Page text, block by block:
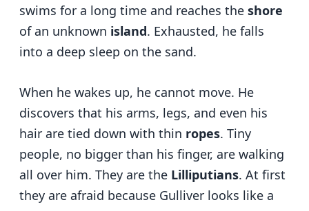
swims for a long time and reaches the shore
of an unknown island. Exhausted, he falls
into a deep sleep on the sand.
When he wakes up, he cannot move. He
discovers that his arms, legs, and even his
hair are tied down with thin ropes. Tiny
people, no bigger than his finger, are walking
all over him. They are the Lilliputians. At first
they are afraid because Gulliver looks like a